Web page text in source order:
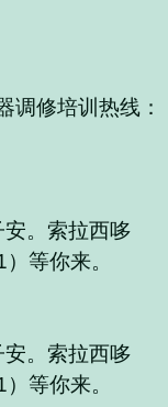
调修培训热线：
。索拉西哆
等你来。
。索拉西哆
等你来。